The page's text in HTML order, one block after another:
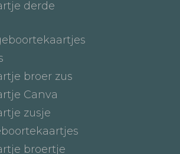
derde
broer zus
Canva
zusje
broertje